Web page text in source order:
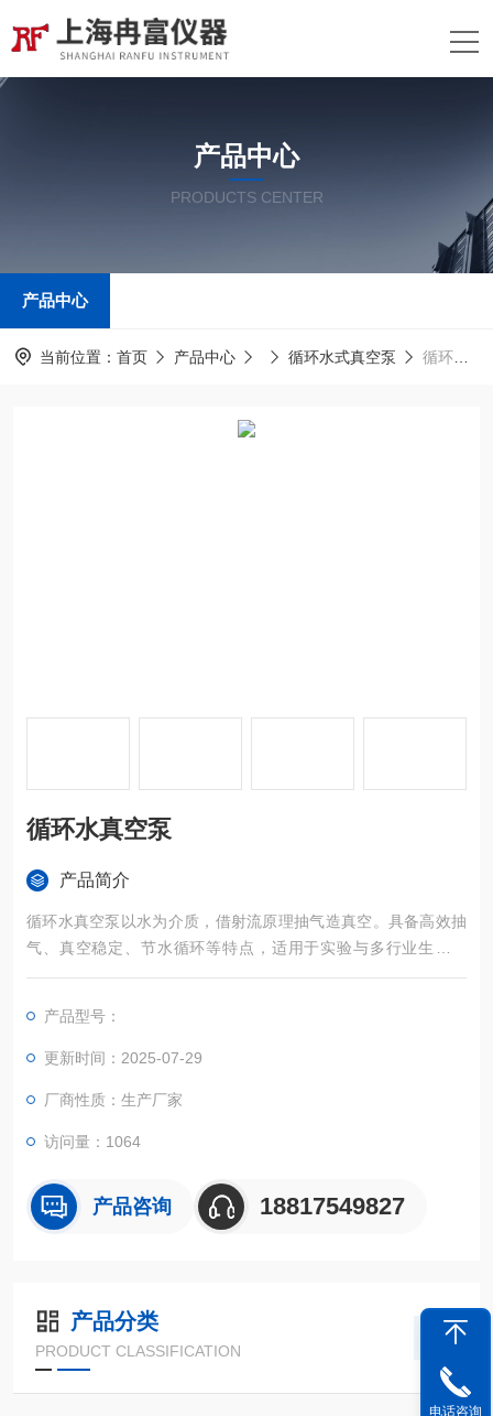
产品中心
PRODUCTS CENTER
产品中心
当前位置： 首页 产品中心 循环水式真空泵 循环水真空泵
循环水真空泵
产品简介
循环水真空泵以水为介质，借射流原理抽气造真空。具备高效抽
气、真空稳定、节水循环等特点，适用于实验与多行业生产场
景。
产品型号：
更新时间：2025-07-29
厂商性质：生产厂家
访问量：1064
产品咨询 18817549827
产品分类
PRODUCT CLASSIFICATION
电话咨询